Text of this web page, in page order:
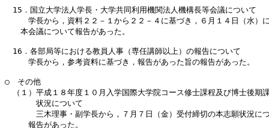
15．国立大学法人学長・大学共同利用機関法人機構長等会議について
学長から，資料２２－１から２２－４に基づき，６月１４日（水）
本会議について報告があった。
16．各部局等における教員人事（専任講師以上）の報告について
学長から，参考資料に基づき，報告があった旨の報告があった。
○　その他
（１）平成１８年度１０月入学国際大学院コース修士課程及び博士後期
状況について
三木理事・副学長から，７月７日（金）受付締切の本志願状況に
報告があった。